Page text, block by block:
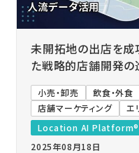
未開拓地の出店を成
た戦略的店舗開発の
小売・卸売 飲食・外食
店舗マーケティング
エ
Location AI Platform®
2025年08月18日